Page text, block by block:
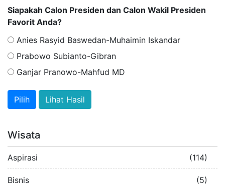
Siapakah Calon Presiden dan Calon Wakil Presiden
Favorit Anda?
Anies Rasyid Baswedan-Muhaimin Iskandar
Prabowo Subianto-Gibran
Ganjar Pranowo-Mahfud MD
Lihat Hasil
Wisata
Aspirasi (114)
Bisnis (5)